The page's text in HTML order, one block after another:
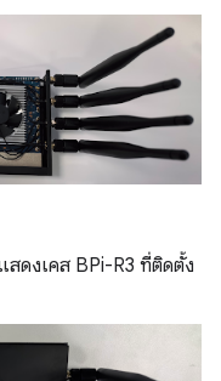
ดงเคส BPi-R3 ที่ติดตั้ง